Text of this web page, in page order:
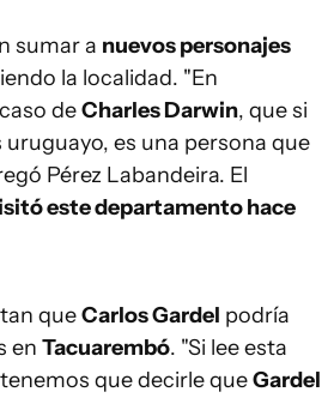
sumar a nuevos personajes
la localidad. "En
deCharles Darwin, que si
uruguayo, es una persona que
Pérez Labandeira. El
este departamento hace
queCarlos Gardel podría
en Tacuarembó. "Si lee esta
que decirle queGardel